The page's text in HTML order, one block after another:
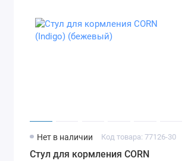
Нет в наличии Код товара: 77126-30
Стул для кормления CORN